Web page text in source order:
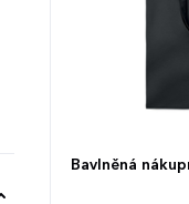
Bavlněná